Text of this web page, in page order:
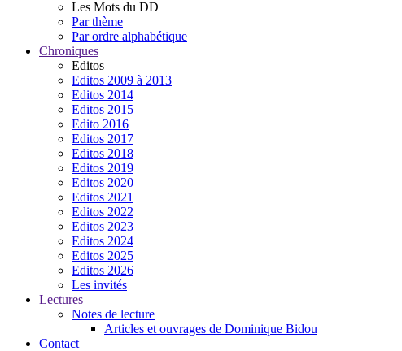
Les Mots du DD
Par thème
Par ordre alphabétique
Chroniques
Editos
Editos 2009 à 2013
Editos 2014
Editos 2015
Edito 2016
Editos 2017
Editos 2018
Editos 2019
Editos 2020
Editos 2021
Editos 2022
Editos 2023
Editos 2024
Editos 2025
Editos 2026
Les invités
Lectures
Notes de lecture
Articles et ouvrages de Dominique Bidou
Contact